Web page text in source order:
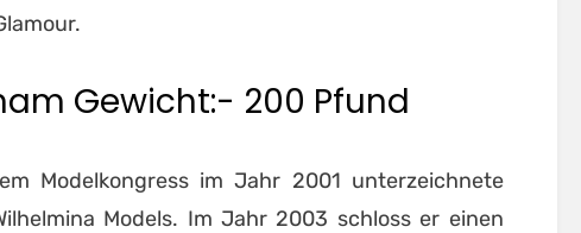
Gewicht:- 200 Pfund
Modelkongress im Jahr 2001 unterzeichnete
Models. Im Jahr 2003 schloss er einen